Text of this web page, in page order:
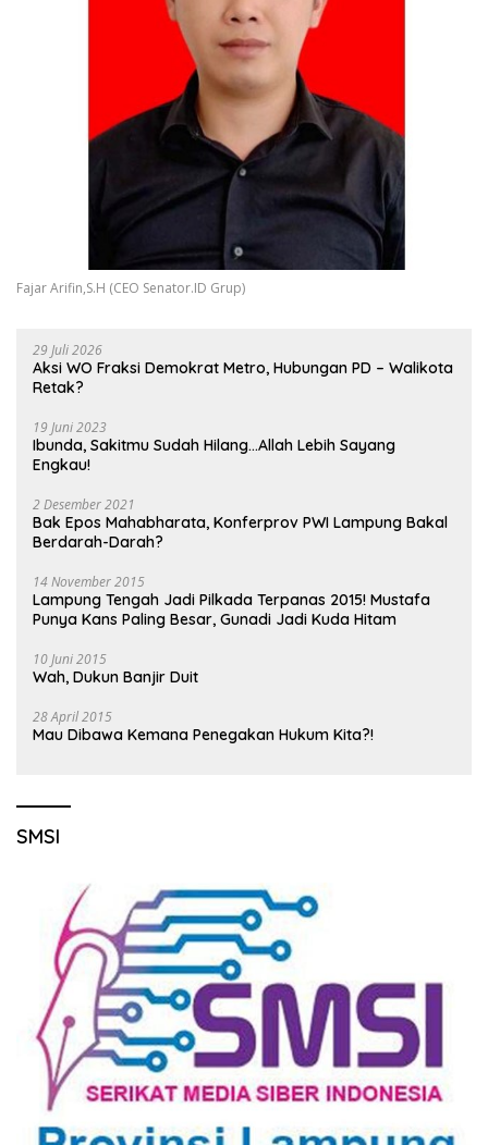
Fajar Arifin,S.H (CEO Senator.ID Grup)
29 Juli 2026
Aksi WO Fraksi Demokrat Metro, Hubungan PD – Walikota
Retak?
19 Juni 2023
Ibunda, Sakitmu Sudah Hilang…Allah Lebih Sayang
Engkau!
2 Desember 2021
Bak Epos Mahabharata, Konferprov PWI Lampung Bakal
Berdarah-Darah?
14 November 2015
Lampung Tengah Jadi Pilkada Terpanas 2015! Mustafa
Punya Kans Paling Besar, Gunadi Jadi Kuda Hitam
10 Juni 2015
Wah, Dukun Banjir Duit
28 April 2015
Mau Dibawa Kemana Penegakan Hukum Kita?!
SMSI